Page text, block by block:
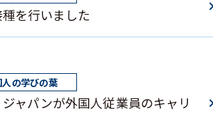
を行いました
ャパンが外国人従業員のキャリ